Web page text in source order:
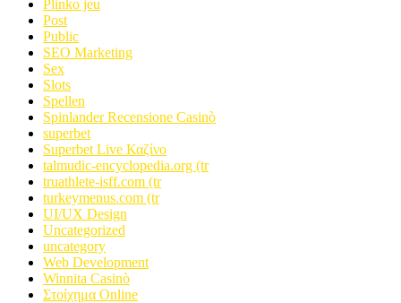
Plinko jeu
Post
Public
SEO Marketing
Sex
Slots
Spellen
Spinlander Recensione Casinò
superbet
Superbet Live Καζίνο
talmudic-encyclopedia.org (tr
truathlete-isff.com (tr
turkeymenus.com (tr
UI/UX Design
Uncategorized
uncategory
Web Development
Winnita Casinò
Στοίχημα Online